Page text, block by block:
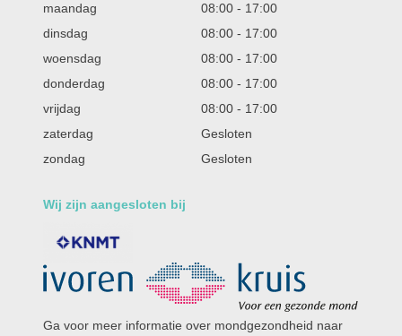
maandag 08:00 - 17:00
dinsdag
08:00 - 17:00
woensdag
08:00 - 17:00
donderdag
08:00 - 17:00
vrijdag
08:00 - 17:00
zaterdag
Gesloten
zondag
Gesloten
Wij zijn aangesloten bij
Ga voor meer informatie over mondgezondheid naar